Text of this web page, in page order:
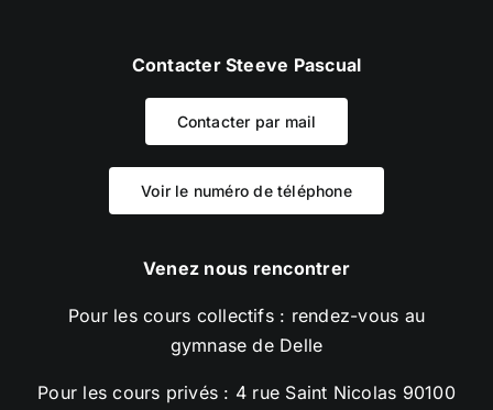
Contacter Steeve Pascual
Contacter par mail
Voir le numéro de téléphone
Venez nous rencontrer
Pour les cours collectifs : rendez-vous au
gymnase de Delle
Pour les cours privés : 4 rue Saint Nicolas 90100